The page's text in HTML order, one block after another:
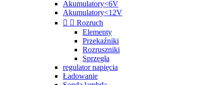
Akumulatory<6V
Akumulatory<12V
  Rozruch
Elementy
Przekaźniki
Rozruszniki
Sprzęgła
regulator napięcia
Ładowanie